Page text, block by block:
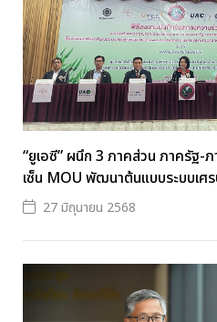
“ยูเอซี” ผนึก 3 ภาคส่วน ภาครัฐ-
เซ็น MOU พัฒนาต้นแบบระบบเศ
27 มิถุนายน 2568